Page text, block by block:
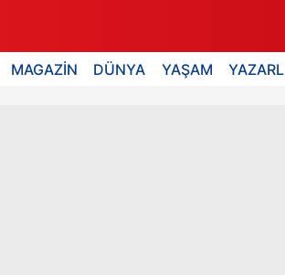
MAGAZİN DÜNYA YAŞAM